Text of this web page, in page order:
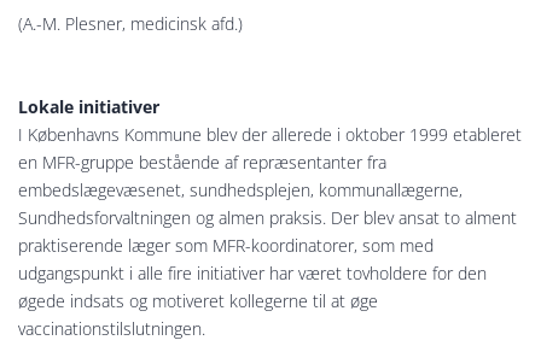
(A.-M. Plesner, medicinsk afd.)
Lokale initiativer
I Københavns Kommune blev der allerede i oktober 1999 etableret
en MFR-gruppe bestående af repræsentanter fra
embedslægevæsenet, sundhedsplejen, kommunallægerne,
Sundhedsforvaltningen og almen praksis. Der blev ansat to alment
praktiserende læger som MFR-koordinatorer, som med
udgangspunkt i alle fire initiativer har været tovholdere for den
øgede indsats og motiveret kollegerne til at øge
vaccinationstilslutningen.